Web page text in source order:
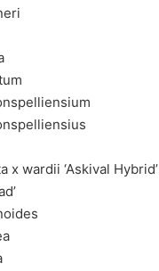
x wardii ‘Askival Hybrid’